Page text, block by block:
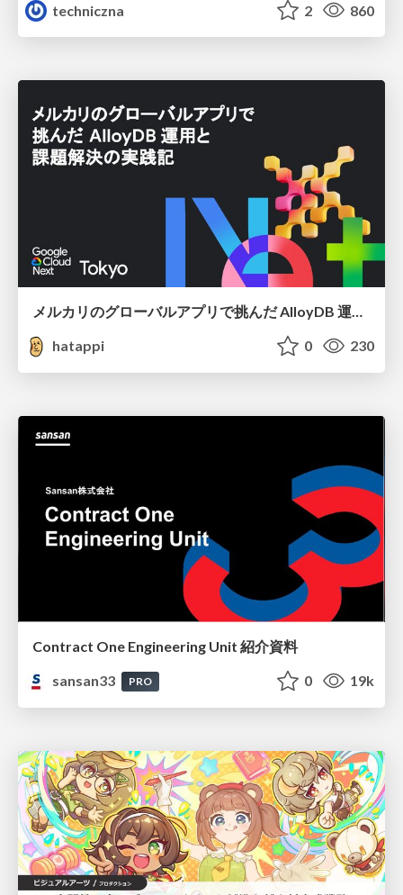
techniczna
2 860
メルカリのグローバルアプリで挑んだ AlloyDB 運用と課題解決の実践記
hatappi
0 230
Contract One Engineering Unit 紹介資料
sansan33
PRO 0 19k